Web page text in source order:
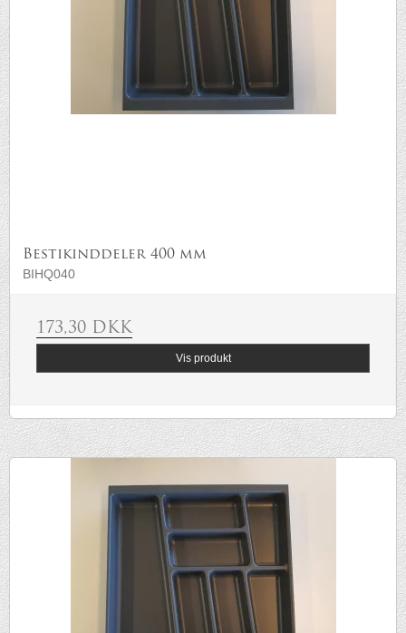
Bestikinddeler 400 mm
BIHQ040
173,30 DKK
Vis produkt